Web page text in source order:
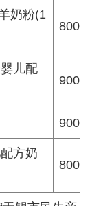
奶粉(1
800 g
儿配
900 g
900 g
方奶
800g